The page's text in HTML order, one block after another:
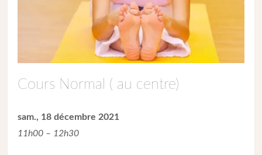
Cours Normal ( au centre)
sam., 18 décembre 2021
11h00 – 12h30